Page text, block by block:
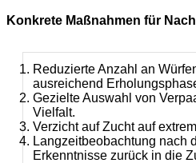
Konkrete Maßnahmen für
Reduzierte Anzahl an
ausreichend
Gezielte Auswahl von
Vielfalt.
Verzicht auf Zucht auf
Langzeitbeobachtung nach
Erkenntnisse zurück in die